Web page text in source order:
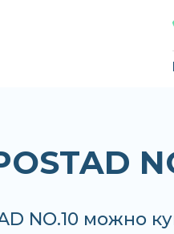
NO.10 можно